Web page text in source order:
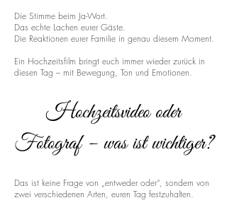
Die Stimme beim Ja-Wort.
Das echte Lachen eurer Gäste.
Die Reaktionen eurer Familie in genau diesem Moment.
Ein Hochzeitsfilm bringt euch immer wieder zurück in
diesen Tag – mit Bewegung, Ton und Emotionen.
Hochzeitsvideo oder
Fotograf – was ist wichtiger?
Das ist keine Frage von „entweder oder“, sondern von
zwei verschiedenen Arten, euren Tag festzuhalten.